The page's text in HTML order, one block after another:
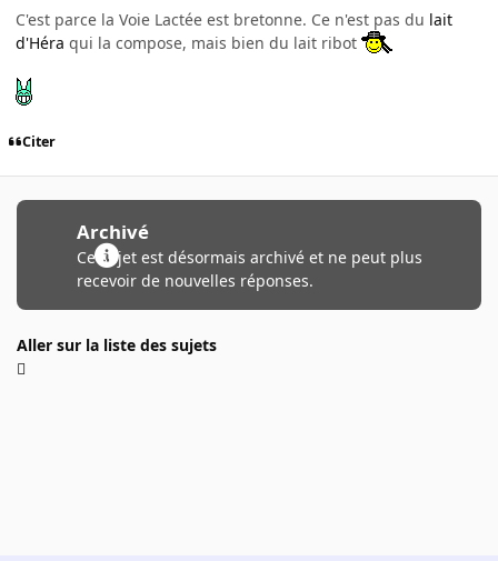
C'est parce la Voie Lactée est bretonne. Ce n'est pas du lait
d'Héra qui la compose, mais bien du lait ribot
Citer
Archivé
Ce sujet est désormais archivé et ne peut plus
recevoir de nouvelles réponses.
Aller sur la liste des sujets